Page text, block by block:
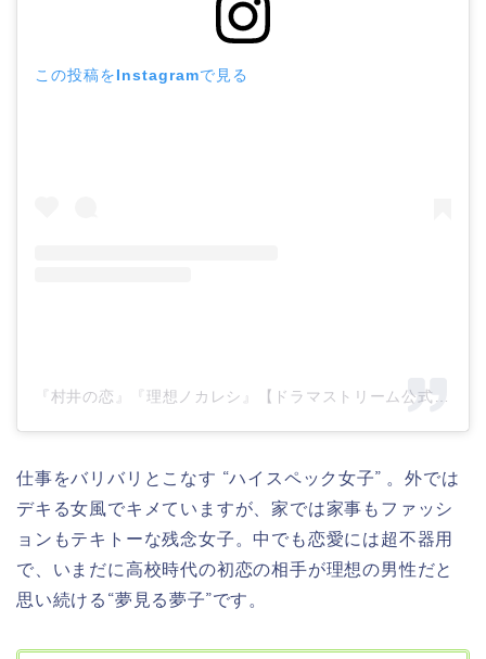
この投稿をInstagramで見る
仕事をバリバリとこなす “ハイスペック女子” 。外では
デキる女風でキメていますが、家では家事もファッシ
ョンもテキトーな残念女子。中でも恋愛には超不器用
で、いまだに高校時代の初恋の相手が理想の男性だと
思い続ける“夢見る夢子”です。